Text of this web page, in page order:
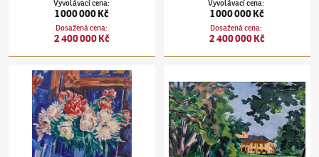
Vyvolávací cena:
1 000 000 Kč
Dosažená cena:
2 400 000 Kč
Vyvolávací cena:
1 000 000 Kč
Dosažená cena:
2 400 000 Kč
Václav Špála(1885–1946)Růžové a bílé pivoňky